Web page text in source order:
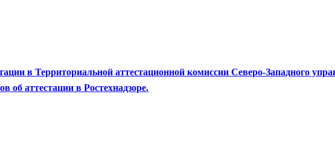
в Территориальной аттестационной комиссии Северо-Западного
об аттестации в Ростехнадзоре.